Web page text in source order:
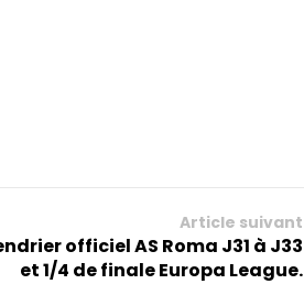
Article suivant
officiel AS Roma J31 à J33
et 1/4 de finale Europa League.